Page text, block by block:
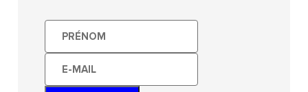
Prénom
E-
mail